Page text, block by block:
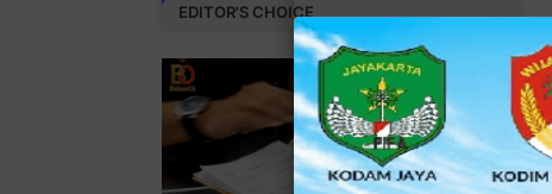
EDITOR'S CHOICE